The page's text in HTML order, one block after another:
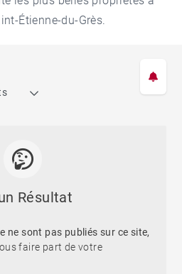
Étienne-du-Grès.
Résultat
ne sont pas publiés sur ce site,
faire part de votre